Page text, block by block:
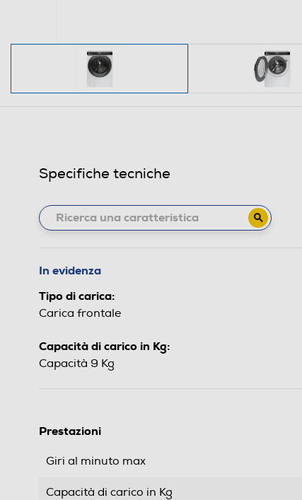
Specifiche tecniche
In evidenza
Tipo di carica:
Carica frontale
Capacità di carico in Kg:
Capacità 9 Kg
Prestazioni
Giri al minuto max
Capacità di carico in Kg